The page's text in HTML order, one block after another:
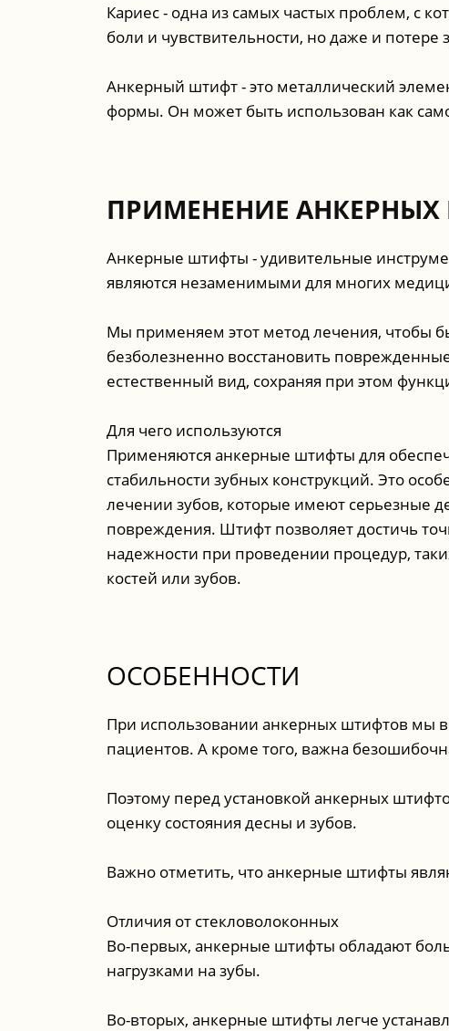
Кариес - одна из самых частых проблем, с
боли и чувствительности, но даже и
Анкерный штифт - это металлический
формы. Он может быть использован как
ПРИМЕНЕНИЕ
Анкерные штифты - удивительные
являются незаменимыми для многих
Мы применяем этот метод лечения, чтобы
безболезненно восстановить
естественный вид, сохраняя при этом
Для чего используются
Применяются анкерные штифты для
стабильности зубных конструкций. Это
лечении зубов, которые имеют серьезные
повреждения. Штифт позволяет достичь
надежности при проведении процедур,
костей или зубов.
ОСОБЕННОСТИ
При использовании анкерных штифтов мы
пациентов. А кроме того, важна
Поэтому перед установкой анкерных
оценку состояния десны и зубов.
Важно отметить, что анкерные штифты
Отличия от стекловолоконных
Во-первых, анкерные штифты обладают
нагрузками на зубы.
Во-вторых, анкерные штифты легче